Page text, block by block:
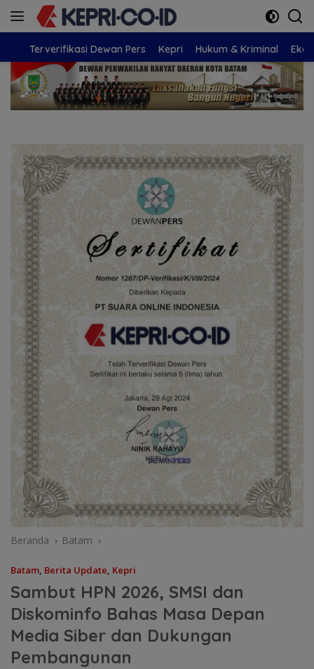
Langsung
Terverifikasi Dewan Pers Kepri Hukum & Kriminal
Beranda Batam
Batam, Berita Update, Kepri
Sambut HPN 2026, SMSI dan
Diskominfo Bahas Masa Depan
Media Siber dan Dukungan
Pembangunan